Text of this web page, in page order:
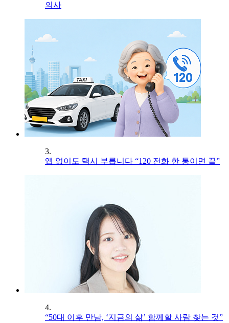
의사
3.
앱 없이도 택시 부릅니다 “120 전화 한 통이면 끝”
4.
“50대 이후 만남, ‘지금의 삶’ 함께할 사람 찾는 것”